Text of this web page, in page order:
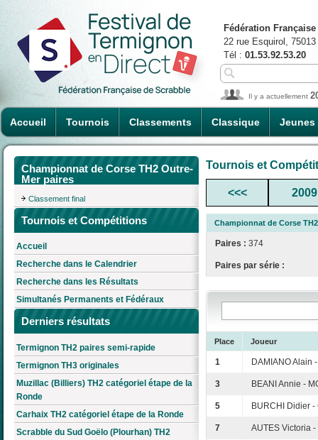
Accueil Tournois Classements Classique Jeunes
Fédération
22 rue Esquirol,
Tél : 01.53.92.53.20
Il y a actuellement
Championnat de Corse TH2 Outre-
Mer paires
Classement final
Tournois et Compétitions
Accueil
Recherche dans le Calendrier
Recherche dans les Résultats
Simultanés Permanents et Fédéraux
Derniers résultats
Termignon TH2 paires semi-rapide
Termignon TH3 originales
Muzillac (Billiers) TH2 catégoriel étape de la
Ronde
Carhaix TH2 catégoriel étape de la Ronde
Scrabble du Sud Goëlo (Plourhan) TH2
Tournois et
<<< 2009
Championnat de Corse
Paires : 374
Paires par série :
Place Joueur
1 DAMIANO Alain
3 BEANI Annie -
5 BURCHI Didier
7 AUTES Victoria